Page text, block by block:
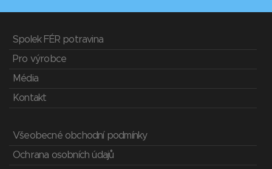
Spolek FÉR potravina
Pro výrobce
Média
Kontakt
Všeobecné obchodní podmínky
Ochrana osobních údajů